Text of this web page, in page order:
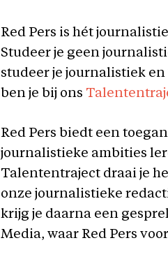
Red Pers is hét
Studeer je geen
studeer je journalistiek
ben je bij ons
Red Pers biedt een
journalistieke ambities
Talententraject draai je
onze journalistieke
krijg je daarna een
Media, waar Red Pers